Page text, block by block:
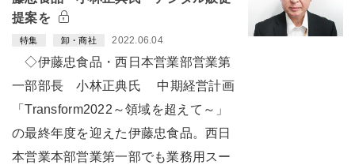
提案を
特集 卸・商社 2022.06.04
◇伊藤忠食品・西日本営業部営業第
一部部長 小林正典氏 中期経営計画
「Transform2022～領域を超えて～」
の最終年度を迎えた伊藤忠食品。西日
本営業本部営業第一部でも業務用スー